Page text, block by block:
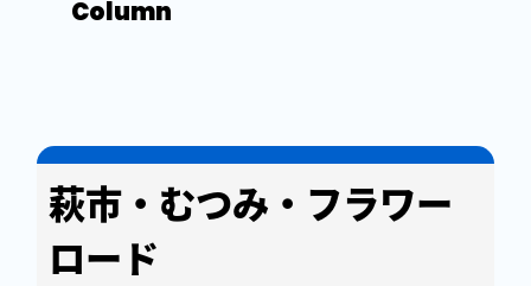
Column
萩市・むつみ・フラワー
ロード